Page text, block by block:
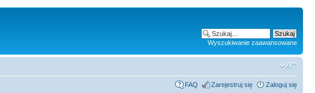
Wyszukiwanie zaawansowane
FAQ Zarejestruj się Zaloguj się